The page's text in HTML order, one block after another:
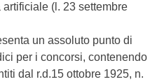
(l. 23 settembre
un assoluto punto di
per i concorsi, contenendo
dal r.d.15 ottobre 1925, n.